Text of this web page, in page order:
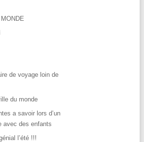
de voyage loin de
du monde
a savoir lors d’un
avec des enfants
l’été !!!